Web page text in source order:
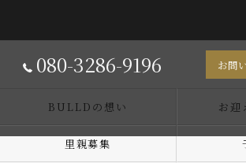
080-3286-9196 お問
BULLDの想い お迎
里親募集